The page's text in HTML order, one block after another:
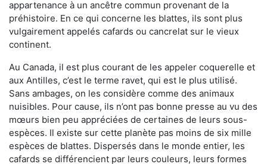
appartenance à un ancêtre commun provenant de la
préhistoire. En ce qui concerne les blattes, ils sont plus
vulgairement appelés cafards ou cancrelat sur le vieux
continent.
Au Canada, il est plus courant de les appeler coquerelle et
aux Antilles, c’est le terme ravet, qui est le plus utilisé.
Sans ambages, on les considère comme des animaux
nuisibles. Pour cause, ils n’ont pas bonne presse au vu des
mœurs bien peu appréciées de certaines de leurs sous-
espèces. Il existe sur cette planète pas moins de six mille
espèces de blattes. Dispersés dans le monde entier, les
cafards se différencient par leurs couleurs, leurs formes